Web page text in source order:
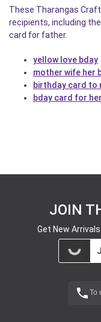
These Tharangas
recipients, including
card for father.
yellow love bday
mother wife her
birthday card to
bday card for her
JOIN
Get New
To